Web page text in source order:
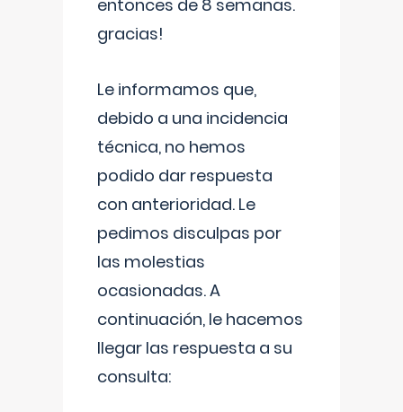
entonces de 8 semanas.
gracias!
Le informamos que,
debido a una incidencia
técnica, no hemos
podido dar respuesta
con anterioridad. Le
pedimos disculpas por
las molestias
ocasionadas. A
continuación, le hacemos
llegar las respuesta a su
consulta: